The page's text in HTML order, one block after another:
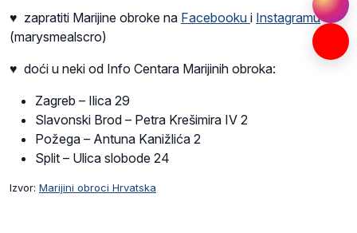
♥ zapratiti Marijine obroke na Facebooku i Instagramu
(marysmealscro)
♥ doći u neki od Info Centara Marijinih obroka:
Zagreb – Ilica 29
Slavonski Brod – Petra Krešimira IV 2
Požega – Antuna Kanižlića 2
Split – Ulica slobode 24
Izvor: Marijini obroci Hrvatska